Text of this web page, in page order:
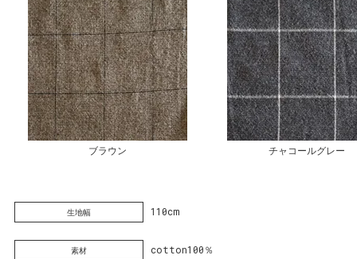
ブラウン チャコールグレー
生地幅 110cm
素材 cotton100％